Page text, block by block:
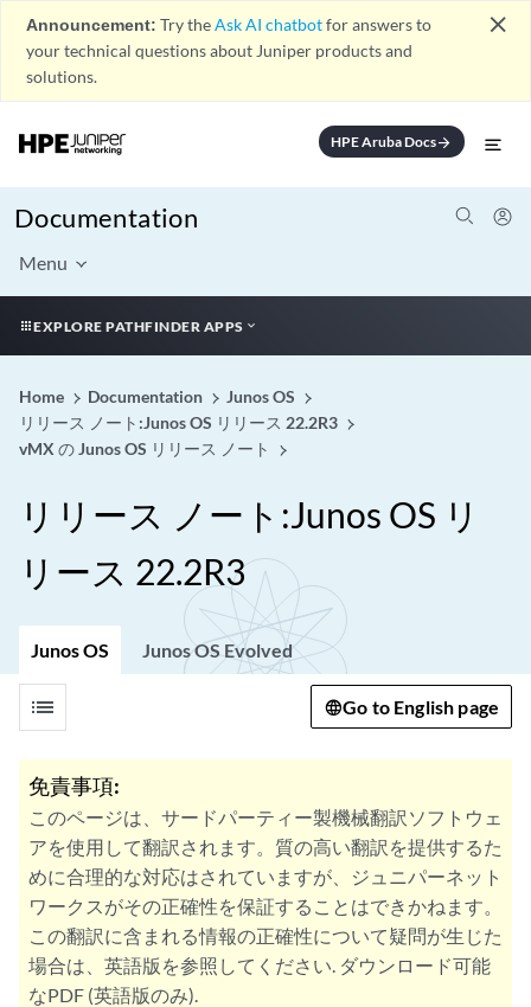
Announcement: Try theAsk AI chatbotfor answers to
your technical questions about Juniper products and
solutions.
close
HPE Aruba Docsarrow_forward
Documentation
Menu
EXPLORE PATHFINDER APPS
Home Documentation
Junos OS
リリース ノート:Junos OS リリース 22.2R3
vMX の Junos OS リリース ノート
リリース ノート:Junos OS リ
リース 22.2R3
Junos OS Junos OS Evolved
list Go to English page
免責事項:
このページは、サードパーティー製機械翻訳ソフトウェ
アを使用して翻訳されます。質の高い翻訳を提供するた
めに合理的な対応はされていますが、ジュニパーネット
ワークスがその正確性を保証することはできかねます。
この翻訳に含まれる情報の正確性について疑問が生じた
場合は、英語版を参照してください. ダウンロード可能
なPDF (英語版のみ).